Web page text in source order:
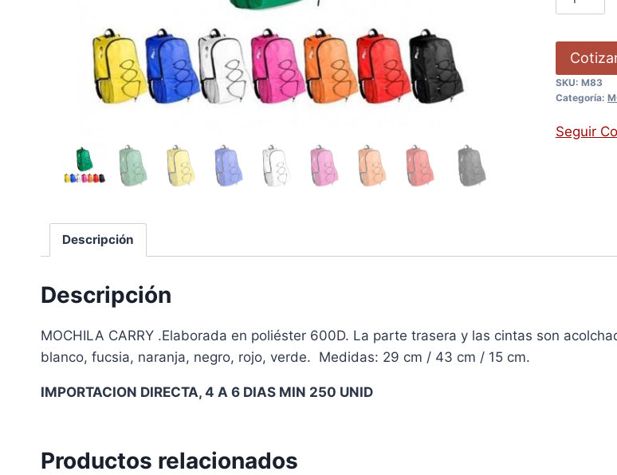
SKU: M83
Categoría:
Seguir
Descripción
Descripción
MOCHILA CARRY .Elaborada en poliéster 600D. La parte trasera y las cintas son
blanco, fucsia, naranja, negro, rojo, verde. Medidas: 29 cm / 43 cm / 15 cm.
IMPORTACION DIRECTA, 4 A 6 DIAS MIN 250 UNID
Productos relacionados